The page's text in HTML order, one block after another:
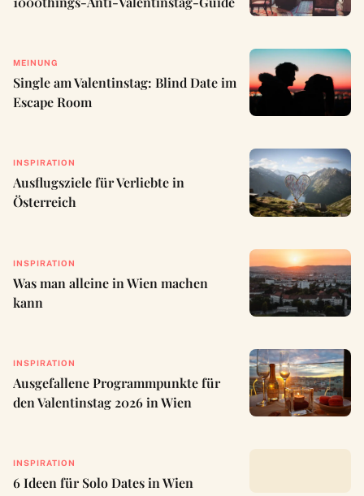
MEINUNG
Single am Valentinstag: Blind Date im
Escape Room
INSPIRATION
Ausflugsziele für Verliebte in
Österreich
INSPIRATION
Was man alleine in Wien machen
kann
INSPIRATION
Ausgefallene Programmpunkte für
den Valentinstag 2026 in Wien
INSPIRATION
6 Ideen für Solo Dates in Wien